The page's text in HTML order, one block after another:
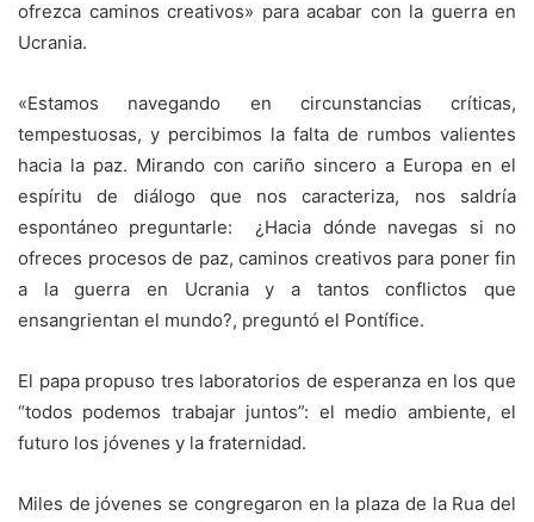
ofrezca caminos creativos» para acabar con la guerra en
Ucrania.
«Estamos navegando en circunstancias críticas,
tempestuosas, y percibimos la falta de rumbos valientes
hacia la paz. Mirando con cariño sincero a Europa en el
espíritu de diálogo que nos caracteriza, nos saldría
espontáneo preguntarle: ¿Hacia dónde navegas si no
ofreces procesos de paz, caminos creativos para poner fin
a la guerra en Ucrania y a tantos conflictos que
ensangrientan el mundo?, preguntó el Pontífice.
El papa propuso tres laboratorios de esperanza en los que
“todos podemos trabajar juntos”: el medio ambiente, el
futuro los jóvenes y la fraternidad.
Miles de jóvenes se congregaron en la plaza de la Rua del